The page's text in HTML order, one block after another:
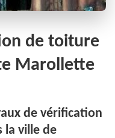
de toiture
Marollette
de vérification
la ville de